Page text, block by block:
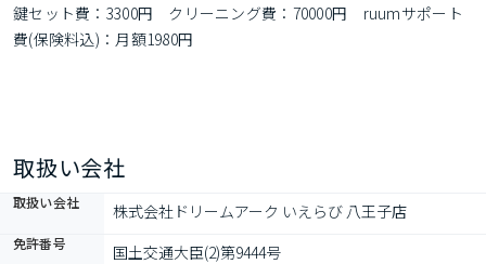
鍵セット費：3300円　クリーニング費：70000円　ruumサポート
費(保険料込)：月額1980円
取扱い会社
取扱い会社 株式会社ドリームアーク いえらび 八王子店
免許番号 国土交通大臣(2)第9444号